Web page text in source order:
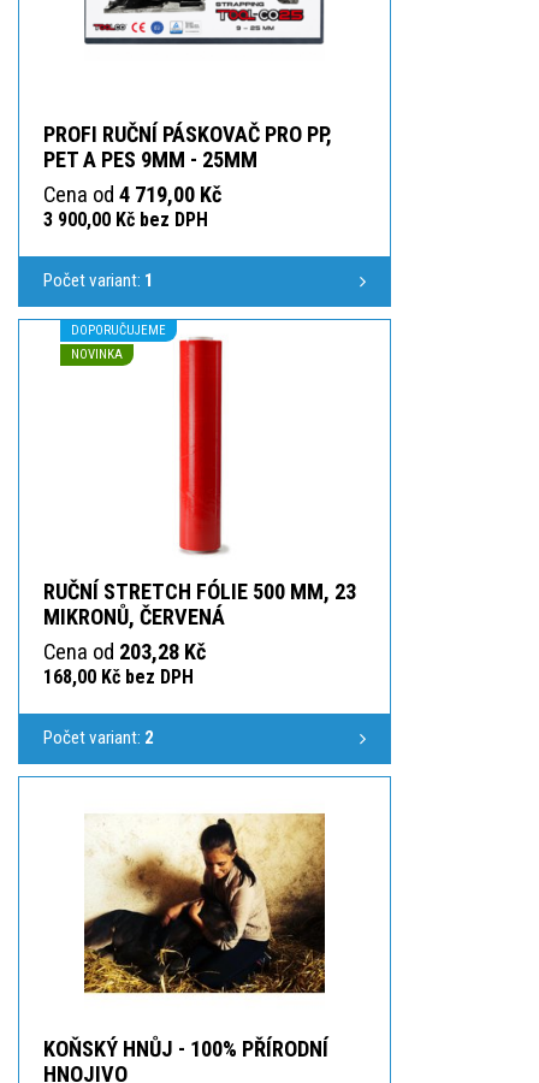
PROFI RUČNÍ PÁSKOVAČ PRO PP,
PET A PES 9MM - 25MM
Cena od 4 719,00 Kč
3 900,00 Kč bez DPH
Počet variant: 1
DOPORUČUJEME
NOVINKA
RUČNÍ STRETCH FÓLIE 500 MM, 23
MIKRONŮ, ČERVENÁ
Cena od 203,28 Kč
168,00 Kč bez DPH
Počet variant: 2
KOŇSKÝ HNŮJ - 100% PŘÍRODNÍ
HNOJIVO